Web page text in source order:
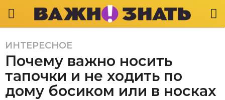
6
л
т
a
ИНТЕРЕСНОЕ
Почему важно носить
тапочки и не ходить по
дому босиком или в носках